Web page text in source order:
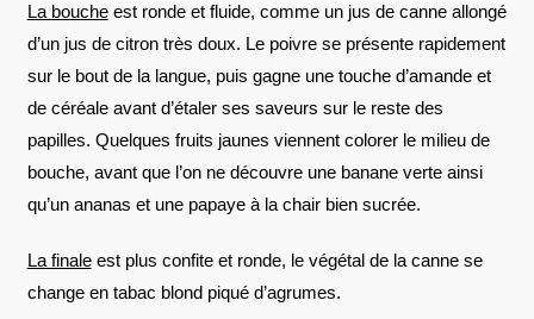
La boucheest ronde et fluide, comme un jus de canne allongé
d’un jus de citron très doux. Le poivre se présente rapidement
sur le bout de la langue, puis gagne une touche d’amande et
de céréale avant d’étaler ses saveurs sur le reste des
papilles. Quelques fruits jaunes viennent colorer le milieu de
bouche, avant que l’on ne découvre une banane verte ainsi
qu’un ananas et une papaye à la chair bien sucrée.
La finaleest plus confite et ronde, le végétal de la canne se
change en tabac blond piqué d’agrumes.